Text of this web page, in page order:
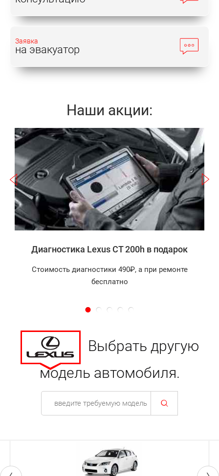
Заявка
на эвакуатор
Наши акции:
Записаться
Диагностика Lexus CT 200h в подарок
Стоимость диагностики 490₽, а при ремонте
бесплатно
Выбрать другую
модель автомобиля.